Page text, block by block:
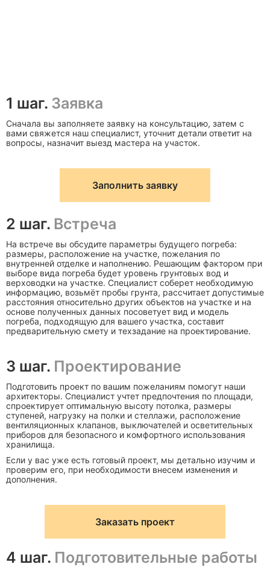
1 шаг. Заявка
Сначала вы заполняете заявку на консультацию, затем с
вами свяжется наш специалист, уточнит детали ответит на
вопросы, назначит выезд мастера на участок.
Заполнить заявку
2 шаг. Встреча
На встрече вы обсудите параметры будущего погреба:
размеры, расположение на участке, пожелания по
внутренней отделке и наполнению. Решающим фактором при
выборе вида погреба будет уровень грунтовых вод и
верховодки на участке. Специалист соберет необходимую
информацию, возьмёт пробы грунта, рассчитает допустимые
расстояния относительно других объектов на участке и на
основе полученных данных посоветует вид и модель
погреба, подходящую для вашего участка, составит
предварительную смету и техзадание на проектирование.
3 шаг. Проектирование
Подготовить проект по вашим пожеланиям помогут наши
архитекторы. Специалист учтет предпочтения по площади,
спроектирует оптимальную высоту потолка, размеры
ступеней, нагрузку на полки и стеллажи, расположение
вентиляционных клапанов, выключателей и осветительных
приборов для безопасного и комфортного использования
хранилища.
Если у вас уже есть готовый проект, мы детально изучим и
проверим его, при необходимости внесем изменения и
дополнения.
Заказать проект
4 шаг. Подготовительные работы